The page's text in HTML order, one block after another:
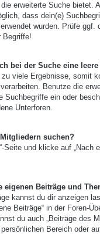
erweiterte Suche bietet.
dass dein(e)
wurden. Prüfe ggf.
Begriffe!
bei der Suche eine leere
zu viele Ergebnisse, somit
Benutze die
Suchbegriffe ein oder
Unterforen.
suchen?
Seite und klicke auf „Nach
eigenen Beiträge und
kannst du dir anzeigen
Beiträge“ in der Foren-
du auch „Beiträge des
Bereich oder